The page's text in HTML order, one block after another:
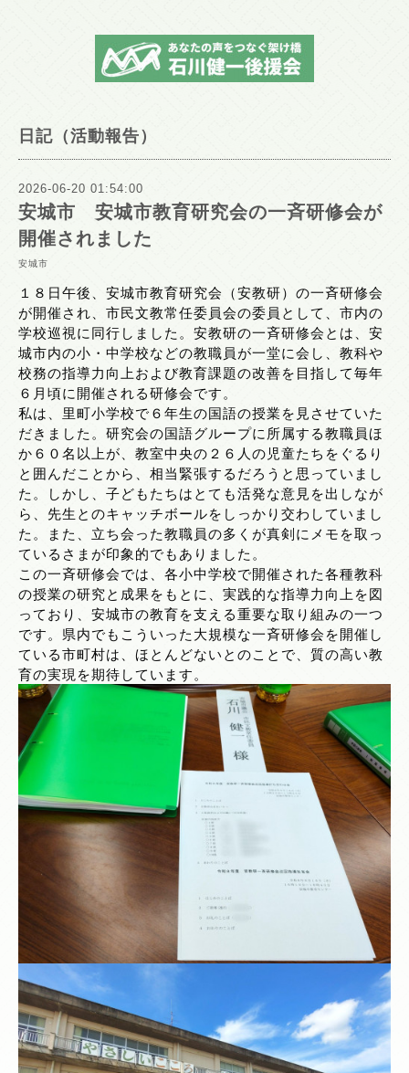
日記（活動報告）
2026-06-20 01:54:00
安城市 安城市教育研究会の一斉研修会が
開催されました
安城市
１８日午後、安城市教育研究会（安教研）の一斉研修会
が開催され、市民文教常任委員会の委員として、市内の
学校巡視に同行しました。安教研の一斉研修会とは、安
城市内の小・中学校などの教職員が一堂に会し、教科や
校務の指導力向上および教育課題の改善を目指して毎年
６月頃に開催される研修会です。
私は、里町小学校で６年生の国語の授業を見させていた
だきました。研究会の国語グループに所属する教職員ほ
か６０名以上が、教室中央の２６人の児童たちをぐるり
と囲んだことから、相当緊張するだろうと思っていまし
た。しかし、子どもたちはとても活発な意見を出しなが
ら、先生とのキャッチボールをしっかり交わしていまし
た。また、立ち会った教職員の多くが真剣にメモを取っ
ているさまが印象的でもありました。
この一斉研修会では、各小中学校で開催された各種教科
の授業の研究と成果をもとに、実践的な指導力向上を図
っており、安城市の教育を支える重要な取り組みの一つ
です。県内でもこういった大規模な一斉研修会を開催し
ている市町村は、ほとんどないとのことで、質の高い教
育の実現を期待しています。